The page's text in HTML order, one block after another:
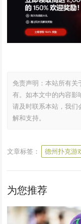
免责声明：本站所有
有。如本文中的内容影
请及时联系本站，我们
解和支持。
文章标签： 德州扑克游
为您推荐